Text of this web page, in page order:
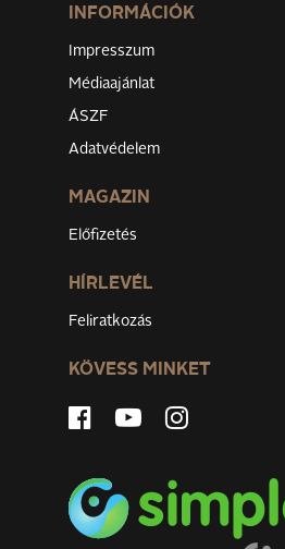
INFORMÁCIÓK
Impresszum
Médiaajánlat
ÁSZF
Adatvédelem
MAGAZIN
Előfizetés
HÍRLEVÉL
Feliratkozás
KÖVESS MINKET